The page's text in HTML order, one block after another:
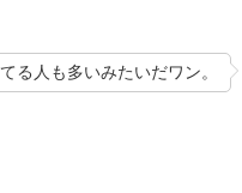
る人も多いみたいだワン。